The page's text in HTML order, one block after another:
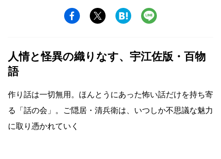
人情と怪異の織りなす、宇江佐版・百物
語
作り話は一切無用。ほんとうにあった怖い話だけを持ち寄
る「話の会」。ご隠居・清兵衛は、いつしか不思議な魅力
に取り憑かれていく